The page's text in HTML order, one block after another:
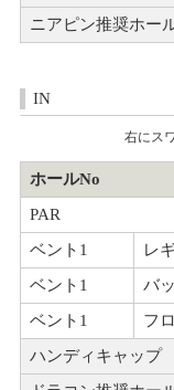
ニアピン推奨ホー
IN
右にス
ホールNo
PAR
ベント1
レ
ベント1
バ
ベント1
フ
ハンディキャップ